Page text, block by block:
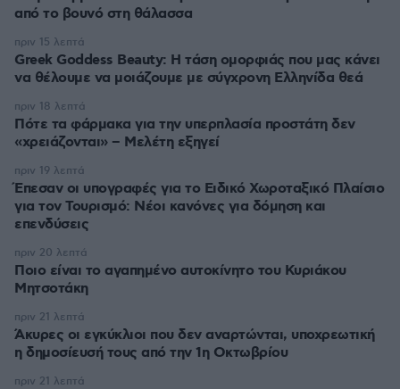
από το βουνό στη θάλασσα
Greek Goddess Beauty: Η τάση ομορφιάς που μας κάνει
να θέλουμε να μοιάζουμε με σύγχρονη Ελληνίδα θεά
πριν 15 λεπτά
Πότε τα φάρμακα για την υπερπλασία προστάτη δεν
«χρειάζονται» – Μελέτη εξηγεί
πριν 18 λεπτά
Έπεσαν οι υπογραφές για το Ειδικό Χωροταξικό Πλαίσιο
για τον Τουρισμό: Νέοι κανόνες για δόμηση και
επενδύσεις
πριν 19 λεπτά
Ποιο είναι το αγαπημένο αυτοκίνητο του Κυριάκου
Μητσοτάκη
πριν 20 λεπτά
Άκυρες οι εγκύκλιοι που δεν αναρτώνται, υποχρεωτική
η δημοσίευσή τους από την 1η Οκτωβρίου
πριν 21 λεπτά
πριν 21 λεπτά